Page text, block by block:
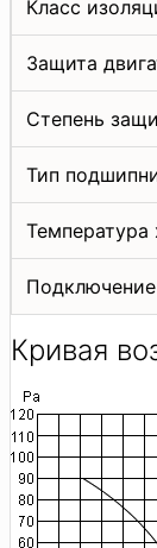
Класс
Защита
Степень
Тип
Температура
Подключение
Кривая